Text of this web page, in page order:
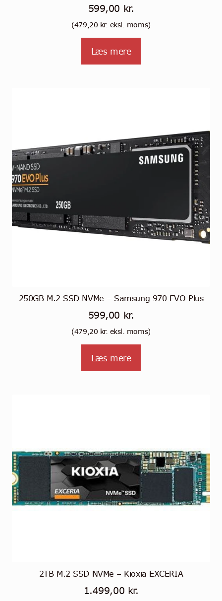
599,00 kr.
(479,20 kr. eksl. moms)
Læs mere
250GB M.2 SSD NVMe – Samsung 970 EVO Plus
599,00 kr.
(479,20 kr. eksl. moms)
Læs mere
2TB M.2 SSD NVMe – Kioxia EXCERIA
1.499,00 kr.